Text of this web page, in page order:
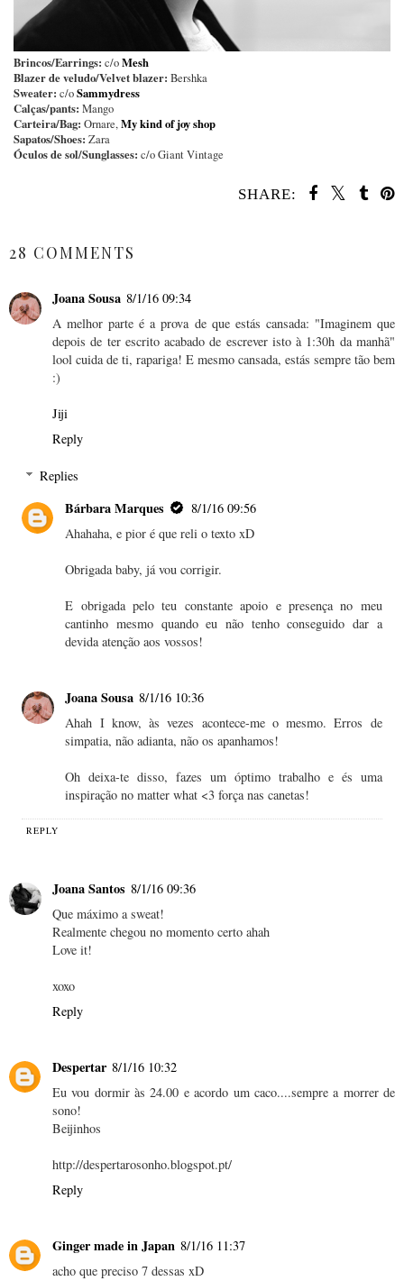
Brincos/Earrings: c/oMesh
Blazer de veludo/Velvet blazer: Bershka
Sweater: c/oSammydress
Calças/pants: Mango
Carteira/Bag: Ornare,My kind of joy shop
Sapatos/Shoes: Zara
Óculos de sol/Sunglasses: c/o Giant Vintage
SHARE:
28 COMMENTS
Joana Sousa 8/1/16 09:34
A melhor parte é a prova de que estás cansada: "Imaginem que
depois de ter escrito acabado de escrever isto à 1:30h da manhã"
lool cuida de ti, rapariga! E mesmo cansada, estás sempre tão bem
:)
Jiji
Reply
Replies
Bárbara Marques
8/1/16 09:56
Ahahaha, e pior é que reli o texto xD
Obrigada baby, já vou corrigir.
E obrigada pelo teu constante apoio e presença no meu
cantinho mesmo quando eu não tenho conseguido dar a
devida atenção aos vossos!
Joana Sousa 8/1/16 10:36
Ahah I know, às vezes acontece-me o mesmo. Erros de
simpatia, não adianta, não os apanhamos!
Oh deixa-te disso, fazes um óptimo trabalho e és uma
inspiração no matter what <3 força nas canetas!
REPLY
Joana Santos 8/1/16 09:36
Que máximo a sweat!
Realmente chegou no momento certo ahah
Love it!
xoxo
Reply
Despertar 8/1/16 10:32
Eu vou dormir às 24.00 e acordo um caco....sempre a morrer de
sono!
Beijinhos
http://despertarosonho.blogspot.pt/
Reply
Ginger made in Japan 8/1/16 11:37
acho que preciso 7 dessas xD